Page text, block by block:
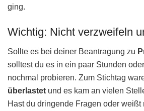
ging.
Wichtig: Nicht verzweifeln
Sollte es bei deiner Beantragung zu
solltest du es in ein paar Stunden
nochmal probieren. Zum Stichtag
überlastet und es kam an vielen
Hast du dringende Fragen oder weißt